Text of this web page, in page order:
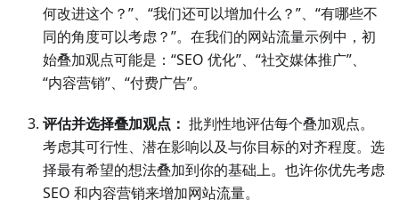
何改进这个？”、“我们还可以增加什么？”、“有哪些不
同的角度可以考虑？”。在我们的网站流量示例中，初
始叠加观点可能是：“SEO 优化”、“社交媒体推广”、
“内容营销”、“付费广告”。
评估并选择叠加观点： 批判性地评估每个叠加观点。
考虑其可行性、潜在影响以及与你目标的对齐程度。选
择最有希望的想法叠加到你的基础上。也许你优先考虑
SEO 和内容营销来增加网站流量。